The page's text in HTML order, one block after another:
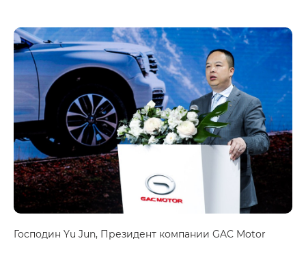
Господин Yu Jun, Президент компании GAC Motor